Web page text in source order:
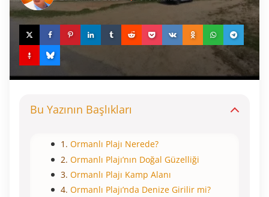
Bu Yazının Başlıkları
Ormanlı Plajı Nerede?
Ormanlı Plajı’nın Doğal Güzelliği
Ormanlı Plajı Kamp Alanı
Ormanlı Plajı’nda Denize Girilir mi?